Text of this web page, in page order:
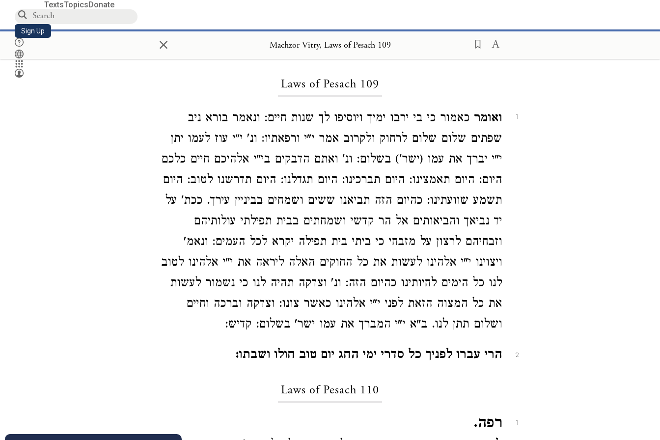
TextsTopicsDonate
Sign Up × Machzor Vitry, Laws of Pesach 109
Laws of Pesach 109
1 ואומר כאמור כי בי ירבו ימיך ויוסיפו לך שנות חיים: ונאמר בורא ניב
שפתים שלום שלום לרחוק ולקרוב אמר י"י ורפאתיו: ונ' י"י עוז לעמו יתן
י"י יברך את עמו (ישר') בשלום: ונ' ואתם הדבקים בי"י אלהיכם חיים כלכם
היום: היום תאמצינו: היום תברכינו: היום תגדלנו: היום תדרשנו לטוב: היום
תשמע שוועתינו: כהיום הזה תביאנו ששים ושמחים בביניין עירך. ככת' על
יד נביאך והביאותים אל הר קדשי ושמחתים בבית תפילתי עולותיהם
וזבחיהם לרצון על מזבחי כי ביתי בית תפילה יקרא לכל העמים: ונאמ'
ויצוינו י"י אלהינו לעשות את כל החוקים האלה ליראה את י"י אלהינו לטוב
לנו כל הימים לחיותינו כהיום הזה: ונ' וצדקה תהיה לנו כי נשמור לעשות
את כל המצוה הזאת לפני י"י אלהינו כאשר צונו: וצדקה וברכה וחיים
ושלום תתן לנו. ב"א י"י המברך את עמו ישר' בשלום: קדיש:
2 הרי עברו לפניך כל סדרי ימי החג יום טוב חולו ושבתו:
Laws of Pesach 110
1 רפה.